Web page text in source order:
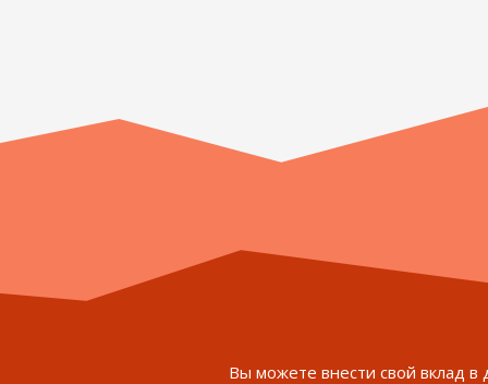
Вы можете внести свой вклад в